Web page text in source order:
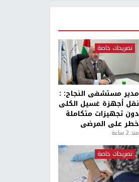
تصريحات خاصة
مدير مستشفى النجاح: :
نقل أجهزة غسيل الكلى
دون تجهيزات متكاملة
خطر على المرضى
منذ 2 ساعة
تصريحات خاصة